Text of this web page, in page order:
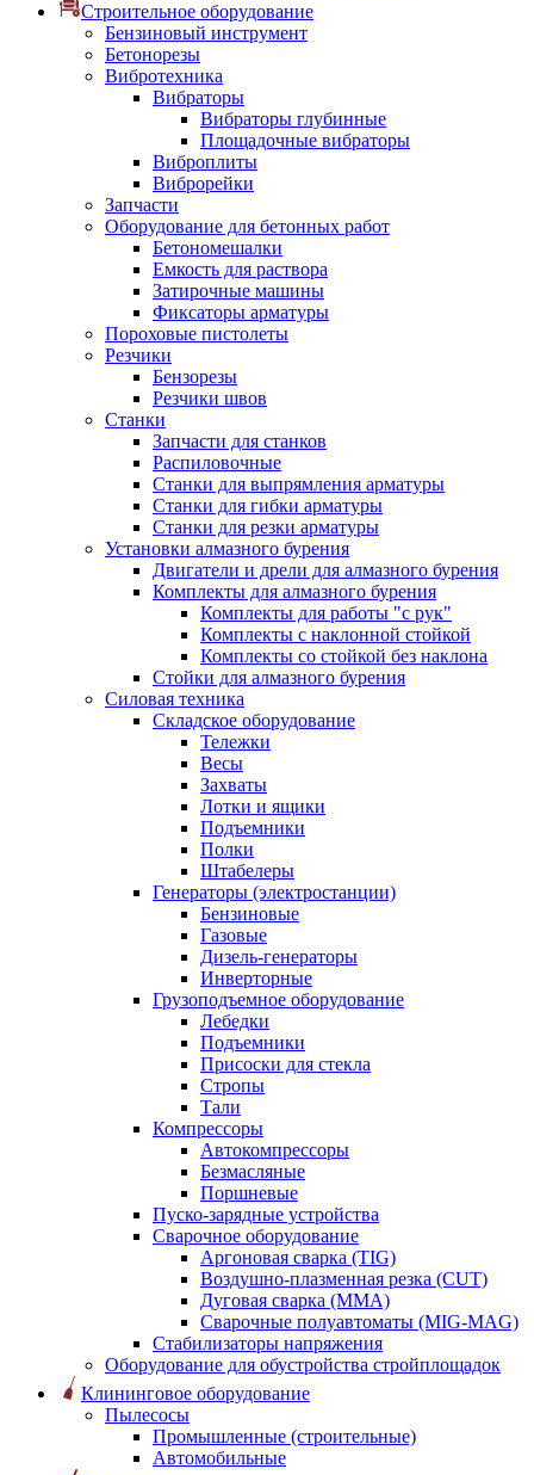
Строительное оборудование
Бензиновый инструмент
Бетонорезы
Вибротехника
Вибраторы
Вибраторы глубинные
Площадочные вибраторы
Виброплиты
Виброрейки
Запчасти
Оборудование для бетонных работ
Бетономешалки
Емкость для раствора
Затирочные машины
Фиксаторы арматуры
Пороховые пистолеты
Резчики
Бензорезы
Резчики швов
Станки
Запчасти для станков
Распиловочные
Станки для выпрямления арматуры
Станки для гибки арматуры
Станки для резки арматуры
Установки алмазного бурения
Двигатели и дрели для алмазного бурения
Комплекты для алмазного бурения
Комплекты для работы "с рук"
Комплекты с наклонной стойкой
Комплекты со стойкой без наклона
Стойки для алмазного бурения
Силовая техника
Складское оборудование
Тележки
Весы
Захваты
Лотки и ящики
Подъемники
Полки
Штабелеры
Генераторы (электростанции)
Бензиновые
Газовые
Дизель-генераторы
Инверторные
Грузоподъемное оборудование
Лебедки
Подъемники
Присоски для стекла
Стропы
Тали
Компрессоры
Автокомпрессоры
Безмасляные
Поршневые
Пуско-зарядные устройства
Сварочное оборудование
Аргоновая сварка (TIG)
Воздушно-плазменная резка (CUT)
Дуговая сварка (ММА)
Сварочные полуавтоматы (MIG-MAG)
Стабилизаторы напряжения
Оборудование для обустройства стройплощадок
Клининговое оборудование
Пылесосы
Промышленные (строительные)
Автомобильные